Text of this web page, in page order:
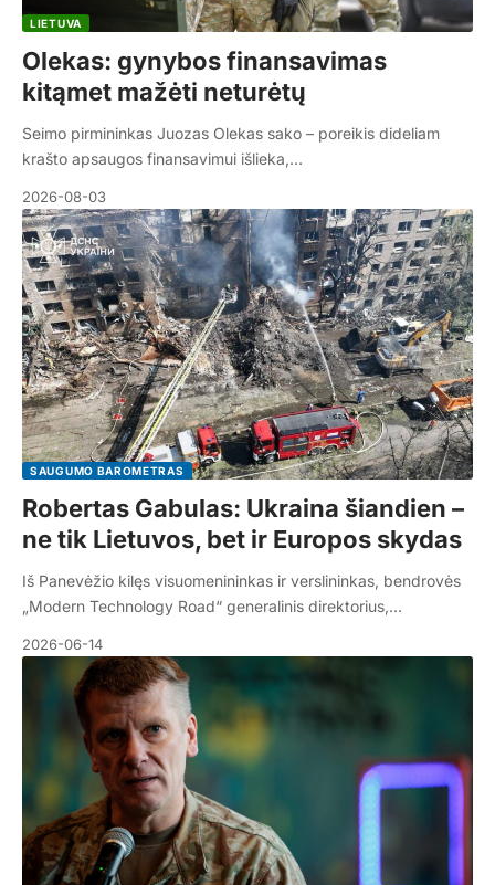
LIETUVA
Olekas: gynybos finansavimas
kitąmet mažėti neturėtų
Seimo pirmininkas Juozas Olekas sako – poreikis dideliam
krašto apsaugos finansavimui išlieka,…
2026-08-03
SAUGUMO BAROMETRAS
Robertas Gabulas: Ukraina šiandien –
ne tik Lietuvos, bet ir Europos skydas
Iš Panevėžio kilęs visuomenininkas ir verslininkas, bendrovės
„Modern Technology Road“ generalinis direktorius,…
2026-06-14